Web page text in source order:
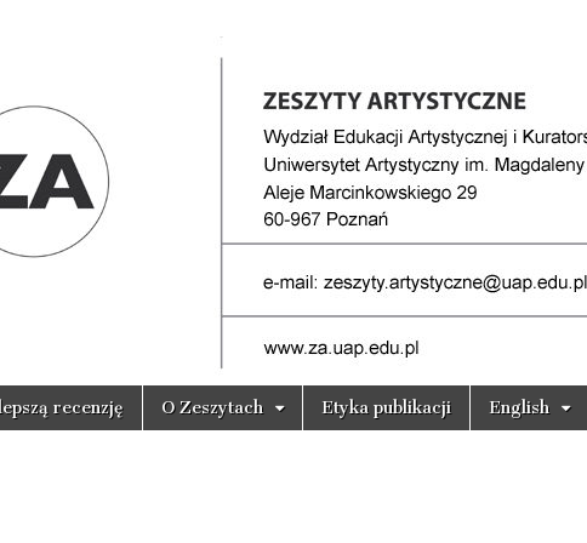
recenzję O Zeszytach Etyka publikacji English